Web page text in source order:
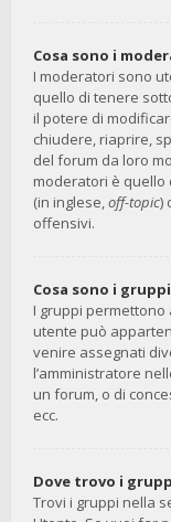
Cosa sono i
I moderatori sono
quello di tenere
il potere di
chiudere, riaprire,
del forum da loro
moderatori è quello
(in inglese,off-topic)
offensivi.
Cosa sono i
I gruppi permettono
utente può
venire assegnati
l’amministratore
un forum, o di
ecc.
Dove trovo i
Trovi i gruppi nella